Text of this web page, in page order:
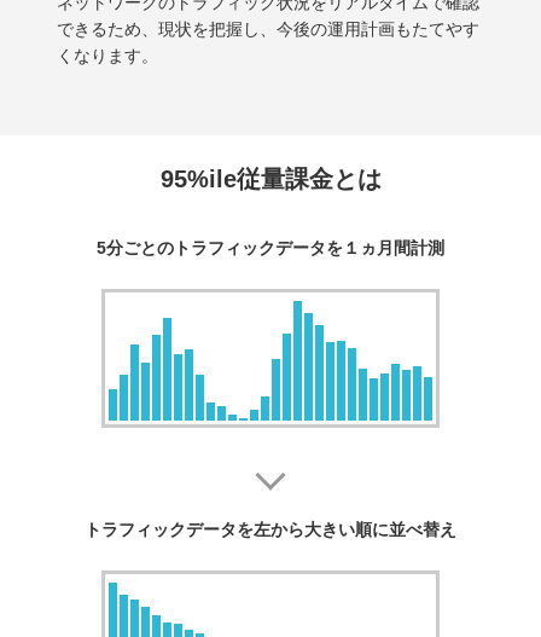
できるため、現状を把握し、今後の運用計画もたてやす
くなります。
95%ile従量課金とは
5分ごとのトラフィックデータを１ヵ月間計測
トラフィックデータを左から大きい順に並べ替え